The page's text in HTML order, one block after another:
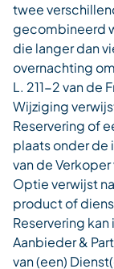
twee
gecombineerd
die langer dan
overnachting
L. 211-2 van de
Wijziging
Reservering of
plaats onder de
van de
Optie verwijst
product of
Reservering kan
Aanbieder &
van (een)